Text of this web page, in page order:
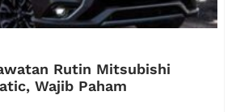
Rutin Mitsubishi
Wajib Paham